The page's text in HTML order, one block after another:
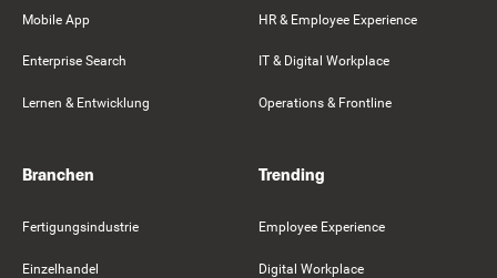
Mobile App
Enterprise Search
Lernen & Entwicklung
HR & Employee Experience
IT & Digital Workplace
Operations & Frontline
Branchen
Fertigungsindustrie
Einzelhandel
Trending
Employee Experience
Digital Workplace